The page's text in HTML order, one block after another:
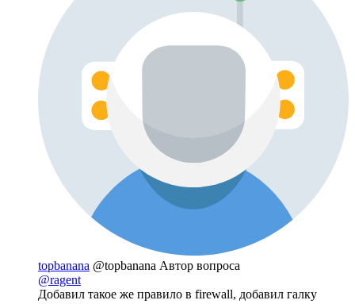
topbanana @topbanana Автор вопроса
@ragent
Добавил такое же правило в firewall, добавил галку